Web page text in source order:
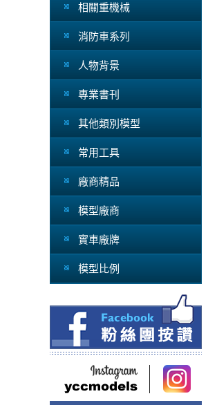
相關重機械
消防車系列
人物背景
專業書刊
其他類別模型
常用工具
廠商精品
模型廠商
實車廠牌
模型比例